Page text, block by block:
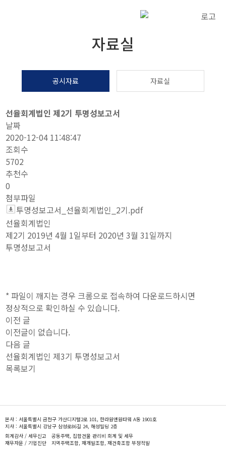
자료실
공시자료 자료실
선율회계법인 제2기 투명성보고서
날짜
2020-12-04 11:48:47
조회수
5702
추천수
0
첨부파일
투명성보고서_선율회계법인_2기.pdf
선율회계법인
제2기 2019년 4월 1일부터 2020년 3월 31일까지
투명성보고서
* 파일이 깨지는 경우 크롬으로 접속하여 다운로드하시면
정상적으로 확인하실 수 있습니다.
이전 글
이전글이 없습니다.
다음 글
선율회계법인 제3기 투명성보고서
목록보기
본사 : 서울특별시 금천구 가산디지털2로 101, 한라원앤원타워 A동 1901호
지사 : 서울특별시 강남구 삼성로86길 24, 해성빌딩 2층
회계감사 / 세무신고
재무자문 / 기업진단
공동주택, 집합건물 관리비 회계 및 세무
지역주택조합, 재개발조합, 재건축조합 부정적발